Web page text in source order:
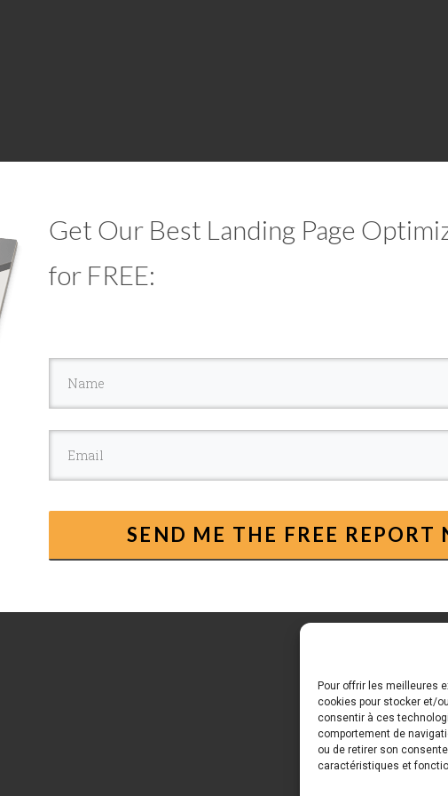
Pour offrir les meilleures
cookies pour stocker et/
consentir à ces
comportement de
ou de retirer son
caractéristiques et
Get Our Best Landing Page
for FREE:
SEND ME THE FREE REPORT